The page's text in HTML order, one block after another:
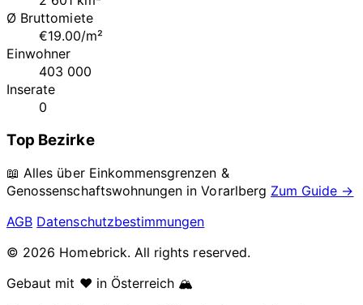
Ø Bruttomiete
€19.00/m²
Einwohner
403 000
Inserate
0
Top Bezirke
📖 Alles über Einkommensgrenzen &
Genossenschaftswohnungen inVorarlberg Zum Guide →
AGB Datenschutzbestimmungen
© 2026 Homebrick. All rights reserved.
Gebaut mit ❤️ in Österreich 🏔️